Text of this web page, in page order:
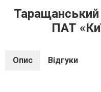
Таращанський
ПАТ
Опис Відгуки